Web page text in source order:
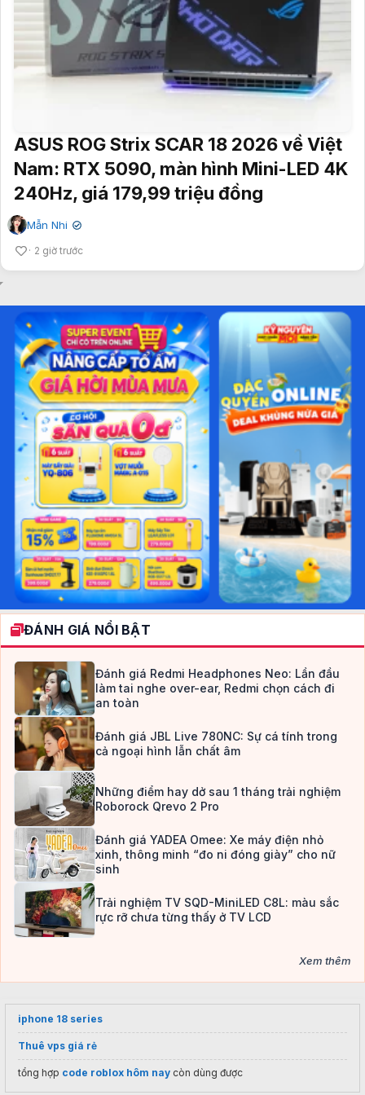
ASUS ROG Strix SCAR 18 2026 về Việt
Nam: RTX 5090, màn hình Mini-LED 4K
240Hz, giá 179,99 triệu đồng
Mẫn Nhi ✔
2 giờ trước
ĐÁNH GIÁ NỔI BẬT
Đánh giá Redmi Headphones Neo: Lần đầu
làm tai nghe over-ear, Redmi chọn cách đi
an toàn
Đánh giá JBL Live 780NC: Sự cá tính trong
cả ngoại hình lẫn chất âm
Những điểm hay dở sau 1 tháng trải nghiệm
Roborock Qrevo 2 Pro
Đánh giá YADEA Omee: Xe máy điện nhỏ
xinh, thông minh “đo ni đóng giày” cho nữ
sinh
Trải nghiệm TV SQD-MiniLED C8L: màu sắc
rực rỡ chưa từng thấy ở TV LCD
Xem thêm
iphone 18 series
Thuê vps giá rẻ
tổng hợp code roblox hôm nay còn dùng được